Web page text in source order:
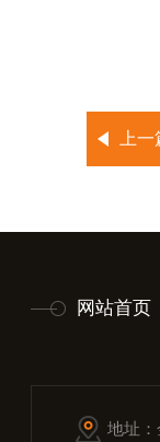
上
网站首页
地址